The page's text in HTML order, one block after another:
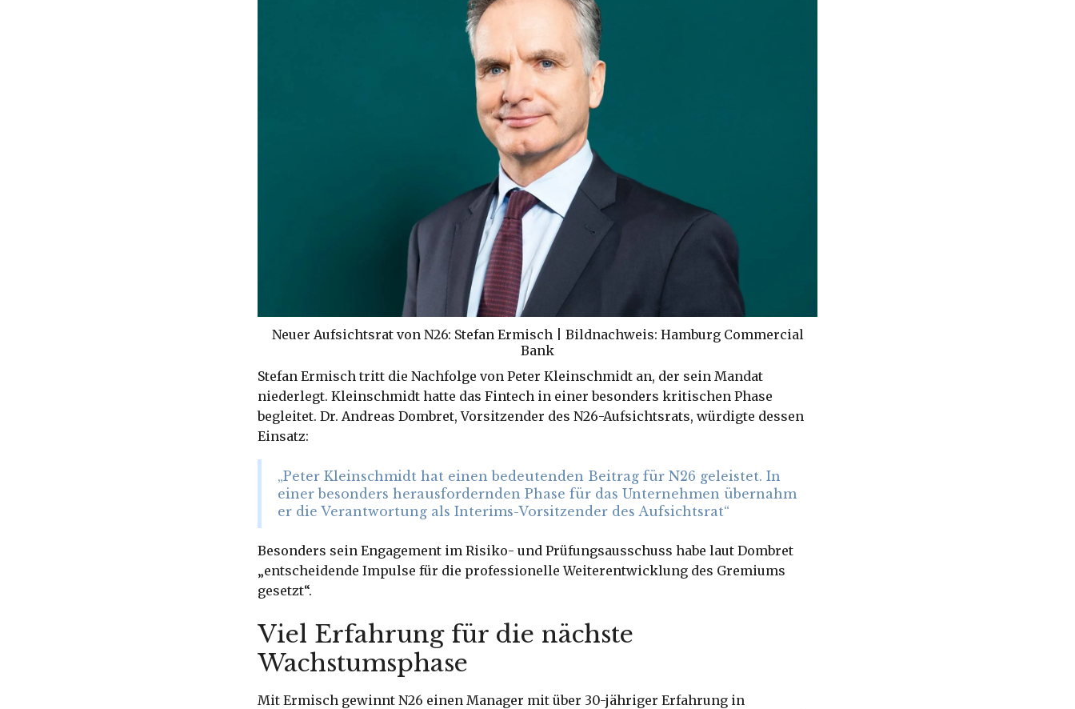
Neuer Aufsichtsrat von N26: Stefan Ermisch | Bildnachweis: Hamburg Commercial
Bank
Stefan Ermisch tritt die Nachfolge von Peter Kleinschmidt an, der sein Mandat
niederlegt. Kleinschmidt hatte das Fintech in einer besonders kritischen Phase
begleitet. Dr. Andreas Dombret, Vorsitzender des N26-Aufsichtsrats, würdigte dessen
Einsatz:
„Peter Kleinschmidt hat einen bedeutenden Beitrag für N26 geleistet. In
einer besonders herausfordernden Phase für das Unternehmen übernahm
er die Verantwortung als Interims-Vorsitzender des Aufsichtsrat“
Besonders sein Engagement im Risiko- und Prüfungsausschuss habe laut Dombret
„entscheidende Impulse für die professionelle Weiterentwicklung des Gremiums
gesetzt“.
Viel Erfahrung für die nächste
Wachstumsphase
Mit Ermisch gewinnt N26 einen Manager mit über 30-jähriger Erfahrung in